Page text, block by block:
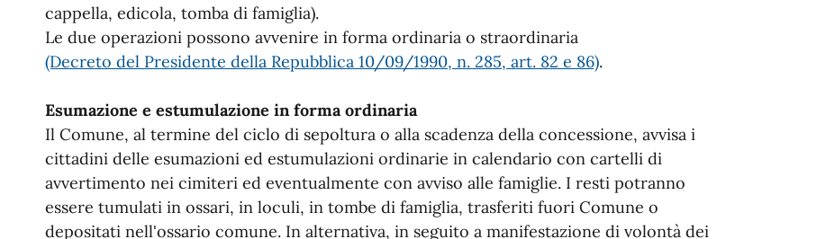
cappella, edicola, tomba di famiglia).
Le due operazioni possono avvenire in forma ordinaria o straordinaria
(Decreto del Presidente della Repubblica 10/09/1990, n. 285, art. 82 e 86).
Esumazione e estumulazione in forma ordinaria
Il Comune, al termine del ciclo di sepoltura o alla scadenza della concessione, avvisa i
cittadini delle esumazioni ed estumulazioni ordinarie in calendario con cartelli di
avvertimento nei cimiteri ed eventualmente con avviso alle famiglie. I resti potranno
essere tumulati in ossari, in loculi, in tombe di famiglia, trasferiti fuori Comune o
depositati nell'ossario comune. In alternativa, in seguito a manifestazione di volontà dei